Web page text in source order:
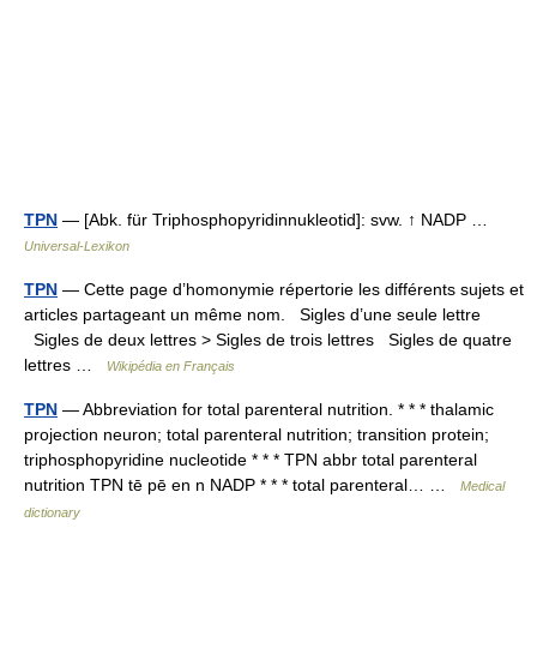
TPN — [Abk. für Triphosphopyridinnukleotid]: svw. ↑ NADP …
Universal-Lexikon
TPN — Cette page d’homonymie répertorie les différents sujets et
articles partageant un même nom. Sigles d’une seule lettre
Sigles de deux lettres > Sigles de trois lettres Sigles de quatre
lettres …
Wikipédia en Français
TPN — Abbreviation for total parenteral nutrition. * * * thalamic
projection neuron; total parenteral nutrition; transition protein;
triphosphopyridine nucleotide * * * TPN abbr total parenteral
nutrition TPN tē pē en n NADP * * * total parenteral… …
Medical
dictionary